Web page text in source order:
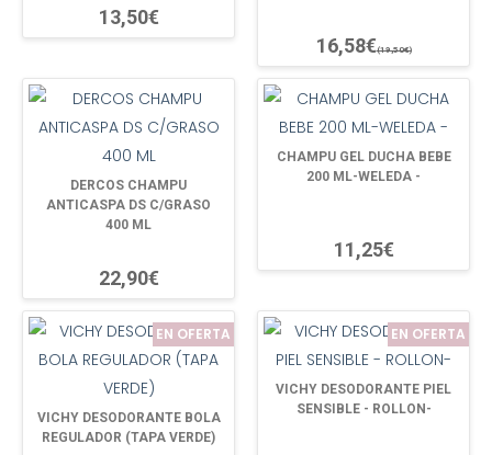
13,50€
16,58€(19,50€)
DERCOS CHAMPU
ANTICASPA DS C/GRASO
400 ML
22,90€
CHAMPU GEL DUCHA BEBE
200 ML-WELEDA -
11,25€
EN OFERTA
VICHY DESODORANTE BOLA
REGULADOR (TAPA VERDE)
EN OFERTA
VICHY DESODORANTE PIEL
SENSIBLE - ROLLON-